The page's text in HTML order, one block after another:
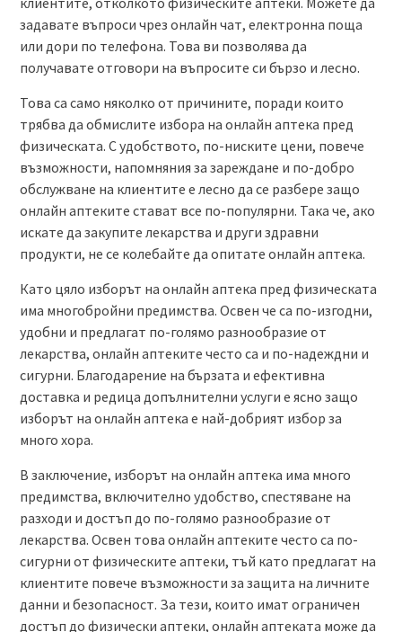
задавате въпроси чрез онлайн чат, електронна поща
или дори по телефона. Това ви позволява да
получавате отговори на въпросите си бързо и лесно.
Това са само няколко от причините, поради които
трябва да обмислите избора на онлайн аптека пред
физическата. С удобството, по-ниските цени, повече
възможности, напомняния за зареждане и по-добро
обслужване на клиентите е лесно да се разбере защо
онлайн аптеките стават все по-популярни. Така че, ако
искате да закупите лекарства и други здравни
продукти, не се колебайте да опитате онлайн аптека.
Като цяло изборът на онлайн аптека пред физическата
има многобройни предимства. Освен че са по-изгодни,
удобни и предлагат по-голямо разнообразие от
лекарства, онлайн аптеките често са и по-надеждни и
сигурни. Благодарение на бързата и ефективна
доставка и редица допълнителни услуги е ясно защо
изборът на онлайн аптека е най-добрият избор за
много хора.
В заключение, изборът на онлайн аптека има много
предимства, включително удобство, спестяване на
разходи и достъп до по-голямо разнообразие от
лекарства. Освен това онлайн аптеките често са по-
сигурни от физическите аптеки, тъй като предлагат на
клиентите повече възможности за защита на личните
данни и безопасност. За тези, които имат ограничен
достъп до физически аптеки, онлайн аптеката може да